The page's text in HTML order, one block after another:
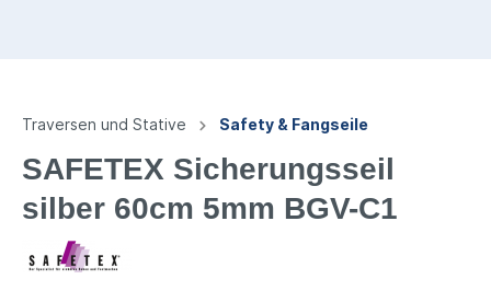
Traversen und Stative Safety & Fangseile
SAFETEX Sicherungsseil
silber 60cm 5mm BGV-C1